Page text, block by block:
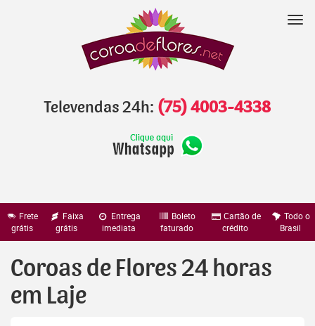
Televendas 24h: (75) 4003-4338
Frete
grátis
Faixa
grátis
Entrega
imediata
Boleto
faturado
Cartão de
crédito
Todo o
Brasil
Coroas de Flores 24 horas
em Laje